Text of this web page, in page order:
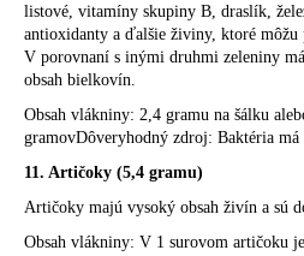
listové, vitamíny skupiny B, draslík,
antioxidanty a ďalšie živiny, ktoré
V porovnaní s inými druhmi zeleniny
obsah bielkovín.
Obsah vlákniny: 2,4 gramu na šálku
gramovDôveryhodný zdroj: Baktéria má
11. Artičoky (5,4 gramu)
Artičoky majú vysoký obsah živín a sú
Obsah vlákniny: V 1 surovom artičoku